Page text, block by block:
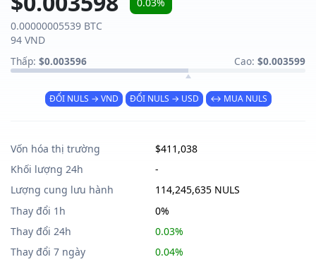
0.00000005539 BTC
94 VND
Thấp: $0.003596 Cao: $0.003599
ĐỔI NULS → VND ĐỔI NULS → USD ↔ MUA NULS
Vốn hóa thị trường
$411,038
Khối lượng 24h
-
Lượng cung lưu hành
114,245,635 NULS
Thay đổi 1h
0%
Thay đổi 24h
0.03%
Thay đổi 7 ngày
0.04%